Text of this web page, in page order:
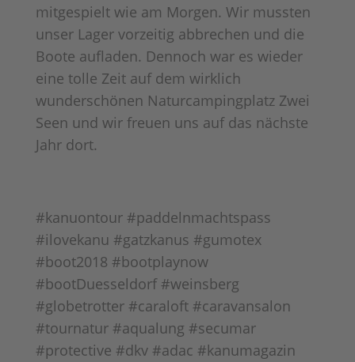
mitgespielt wie am Morgen. Wir mussten
unser Lager vorzeitig abbrechen und die
Boote aufladen. Dennoch war es wieder
eine tolle Zeit auf dem wirklich
wunderschönen Naturcampingplatz Zwei
Seen und wir freuen uns auf das nächste
Jahr dort.
#kanuontour #paddelnmachtspass
#ilovekanu #gatzkanus #gumotex
#boot2018 #bootplaynow
#bootDuesseldorf #weinsberg
#globetrotter #caraloft #caravansalon
#tournatur #aqualung #secumar
#protective #dkv #adac #kanumagazin